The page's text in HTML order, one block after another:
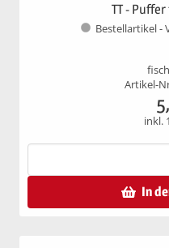
TT -
Bestellartikel -
Artikel-
inkl.
In